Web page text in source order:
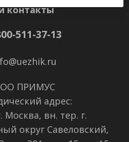
контакты
511-37-13
ПРИМУС
адрес:
Москва, вн. тер. г.
округ Савеловский,